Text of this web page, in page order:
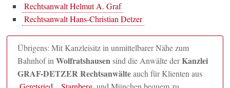
Rechtsanwalt Helmut A. Graf
Rechtsanwalt Hans-Christian Detzer
Übrigens: Mit Kanzleisitz in unmittelbarer Nähe zum
Bahnhof inWolfratshausensind die Anwälte derKanzlei
GRAF-DETZER Rechtsanwälteauch für Klienten aus